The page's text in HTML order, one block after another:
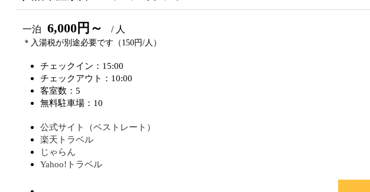
一泊 6,000円～ / 人
＊入湯税が別途必要です（150円/人）
チェックイン：15:00
チェックアウト：10:00
客室数：5
無料駐車場：10
公式サイト（ベストレート）
楽天トラベル
じゃらん
Yahoo!トラベル